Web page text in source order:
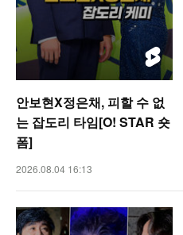
안보현X정은채, 피할 수 없
는 잡도리 타임[O! STAR 숏
폼]
2026.08.04 16:13